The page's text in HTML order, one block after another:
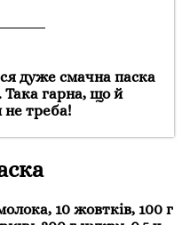
дуже смачна паска
Така гарна, що й
треба!
10 жовтків, 100 г